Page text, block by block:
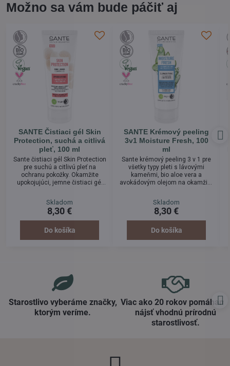
Možno sa vám bude páčiť aj
SANTE Čistiaci gél Skin
Protection, suchá a citlivá
pleť, 100 ml
Sante čistiaci gél Skin Protection
pre suchú a citlivú pleť na
ochranu pokožky. Okamžite
upokojujúci, jemne čistiaci gél
dlhotrvajúco jemnej a dobre
upravenej pleti. Produkt s
probiotikami, organickým olejom
inca inchi a olejom z
Skladom
8,30 €
Do košíka
SANTE Krémový peeling
3v1 Moisture Fresh, 100
ml
Sante krémový peeling 3 v 1 pre
všetky typy pleti s lávovými
kameňmi, bio aloe vera a
avokádovým olejom na okamžité
suché kožné bunky. Jemný
peelingový efekt upravenej a
sviežej pleti bez vysúšania.
Peeling zjemňuje pleť, ktorej
Skladom
8,30 €
Do košíka
Starostlivo vyberáme značky,
ktorým veríme​.
Viac ako 20 rokov
nájsť vhodnú prírodnú
starostlivosť​.